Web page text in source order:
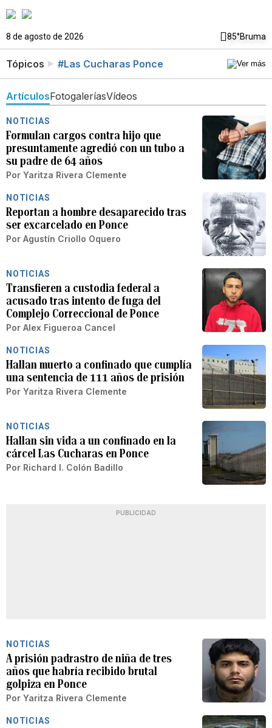
8 de agosto de 2026 85°Bruma
Tópicos #Las Cucharas Ponce
ArtículosFotogaleríasVídeos
NOTICIAS
Formulan cargos contra hijo que
presuntamente agredió con un tubo a
su padre de 64 años
Por Yaritza Rivera Clemente
NOTICIAS
Reportan a hombre desaparecido tras
ser excarcelado en Ponce
Por Agustín Criollo Oquero
NOTICIAS
Transfieren a custodia federal a
acusado tras intento de fuga del
Complejo Correccional de Ponce
Por Alex Figueroa Cancel
NOTICIAS
Hallan muerto a confinado que cumplía
una sentencia de 111 años de prisión
Por Yaritza Rivera Clemente
NOTICIAS
Hallan sin vida a un confinado en la
cárcel Las Cucharas en Ponce
Por Richard I. Colón Badillo
PUBLICIDAD
NOTICIAS
A prisión padrastro de niña de tres
años que habría recibido brutal
golpiza en Ponce
Por Yaritza Rivera Clemente
NOTICIAS